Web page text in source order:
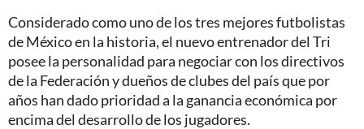
Considerado como uno de los tres mejores futbolistas
de México en la historia, el nuevo entrenador del Tri
posee la personalidad para negociar con los directivos
de la Federación y dueños de clubes del país que por
años han dado prioridad a la ganancia económica por
encima del desarrollo de los jugadores.